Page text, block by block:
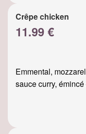
Crêpe chicken
11.99 €
Emmental,
sauce curry,